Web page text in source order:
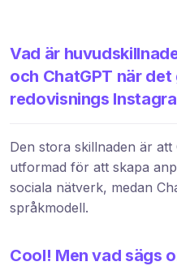
Vad är
och ChatGPT när
redovisnings
Den stora skillnaden är
utformad för att skapa
sociala nätverk, medan
språkmodell.
Cool! Men vad sägs